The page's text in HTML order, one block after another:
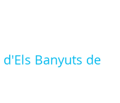
Banyuts de